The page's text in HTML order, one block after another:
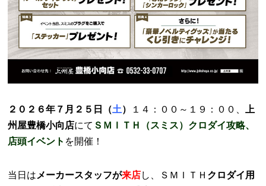
２０２６年７月２５日（土） １４：００～１９：００、上
州屋豊橋小向店にて ＳＭＩＴＨ（スミス）クロダイ攻略、
店頭イベント を開催！
当日はメーカースタッフが来店し、ＳＭＩＴＨ クロダイ用